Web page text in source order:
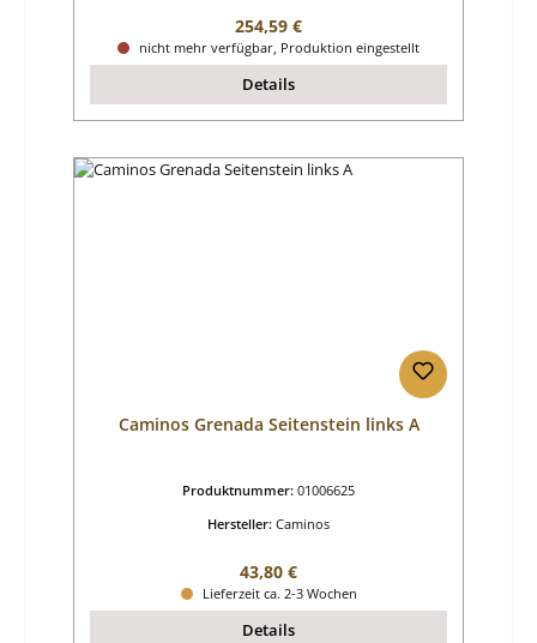
Regulärer Preis:
254,59 €
nicht mehr verfügbar, Produktion eingestellt
Details
Caminos Grenada Seitenstein links A
Produktnummer: 01006625
Hersteller: Caminos
Regulärer Preis:
43,80 €
Lieferzeit ca. 2-3 Wochen
Details